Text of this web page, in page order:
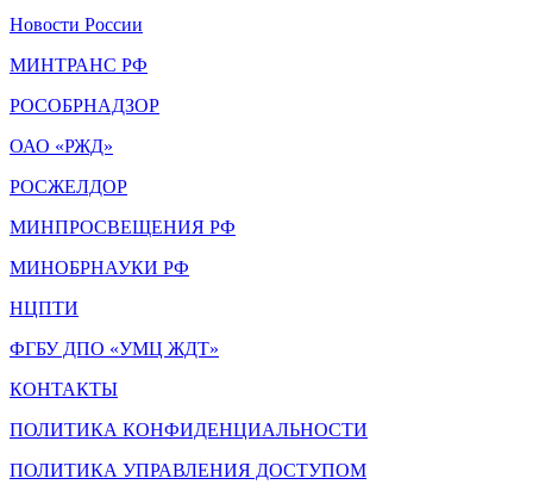
Новости России
МИНТРАНС РФ
РОСОБРНАДЗОР
ОАО «РЖД»
РОСЖЕЛДОР
МИНПРОСВЕЩЕНИЯ РФ
МИНОБРНАУКИ РФ
НЦПТИ
ФГБУ ДПО «УМЦ ЖДТ»
КОНТАКТЫ
ПОЛИТИКА КОНФИДЕНЦИАЛЬНОСТИ
ПОЛИТИКА УПРАВЛЕНИЯ ДОСТУПОМ